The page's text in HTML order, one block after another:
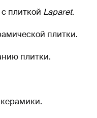
плиткой Laparet.
плитки.
плитки.